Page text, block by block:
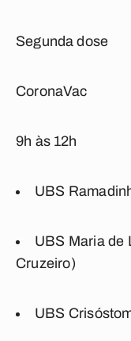
Segunda dose
CoronaVac
9h às 12h
UBS
UBS Maria de
Cruzeiro)
UBS